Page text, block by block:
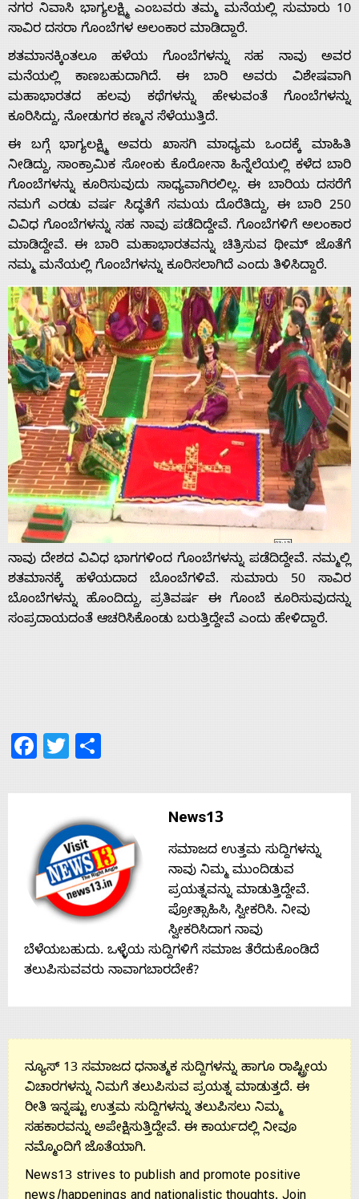
Home
About
Us
Advertise
With
s
Contact
Us
ನಗರ ನಿವಾಸಿ ಭಾಗ್ಯಲಕ್ಷ್ಮಿ ಎಂಬವರು ತಮ್ಮ ಮನೆಯಲ್ಲಿ ಸುಮಾರು 10
ಸಾವಿರ ದಸರಾ ಗೊಂಬೆಗಳ ಅಲಂಕಾರ ಮಾಡಿದ್ದಾರೆ.
ಶತಮಾನಕ್ಕಿಂತಲೂ ಹಳೆಯ ಗೊಂಬೆಗಳನ್ನು ಸಹ ನಾವು ಅವರ
ಮನೆಯಲ್ಲಿ ಕಾಣಬಹುದಾಗಿದೆ. ಈ ಬಾರಿ ಅವರು ವಿಶೇಷ‌ವಾಗಿ
ಮಹಾಭಾರತ‌ದ ಹಲವು ಕಥೆಗಳನ್ನು ಹೇಳುವಂತೆ ಗೊಂಬೆಗಳನ್ನು
ಕೂರಿಸಿದ್ದು, ನೋಡುಗರ ಕಣ್ಮನ ಸೆಳೆಯುತ್ತಿದೆ.
ಈ ಬಗ್ಗೆ ಭಾಗ್ಯಲಕ್ಷ್ಮಿ ಅವರು ಖಾಸಗಿ ಮಾಧ್ಯಮ ಒಂದಕ್ಕೆ ಮಾಹಿತಿ
ನೀಡಿದ್ದು, ಸಾಂಕ್ರಾಮಿಕ ಸೋಂಕು ಕೊರೋನಾ ಹಿನ್ನೆಲೆಯಲ್ಲಿ ಕಳೆದ ಬಾರಿ
ಗೊಂಬೆಗಳನ್ನು ಕೂರಿಸುವುದು ಸಾಧ್ಯವಾಗಿರಲಿಲ್ಲ. ಈ ಬಾರಿಯ ದಸರೆಗೆ
ನಮಗೆ ಎರಡು ವರ್ಷ ಸಿದ್ಧತೆಗೆ ಸಮಯ ದೊರೆತಿದ್ದು, ಈ ಬಾರಿ 250
ವಿವಿಧ ಗೊಂಬೆಗಳನ್ನು ಸಹ ನಾವು ಪಡೆದಿದ್ದೇವೆ. ಗೊಂಬೆಗಳಿಗೆ ಅಲಂಕಾರ
ಮಾಡಿದ್ದೇವೆ. ಈ ಬಾರಿ ಮಹಾಭಾರತ‌ವನ್ನು ಚಿತ್ರಿಸುವ ಥೀಮ್ ಜೊತೆಗೆ
ನಮ್ಮ ಮನೆಯಲ್ಲಿ ಗೊಂಬೆ‌ಗಳನ್ನು ಕೂರಿಸಲಾಗಿದೆ ಎಂದು ತಿಳಿಸಿದ್ದಾರೆ.
ನಾವು ದೇಶದ ವಿವಿಧ ಭಾಗಗಳಿಂದ ಗೊಂಬೆಗಳನ್ನು ಪಡೆದಿದ್ದೇವೆ. ನಮ್ಮ‌ಲ್ಲಿ
ಶತಮಾನಕ್ಕೆ ಹಳೆಯದಾದ ಬೊಂಬೆಗಳಿವೆ. ಸುಮಾರು 50 ಸಾವಿರ
ಬೊಂಬೆಗಳನ್ನು ಹೊಂದಿದ್ದು, ಪ್ರತಿವರ್ಷ ಈ ಗೊಂಬೆ ಕೂರಿಸುವುದನ್ನು
ಸಂಪ್ರದಾಯ‌ದಂತೆ ಆಚರಿಸಿಕೊಂಡು ಬರುತ್ತಿದ್ದೇವೆ ಎಂದು ಹೇಳಿದ್ದಾರೆ.
Facebook
Twitter
News13
ಸಮಾಜದ ಉತ್ತಮ ಸುದ್ದಿಗಳನ್ನು
ನಾವು ನಿಮ್ಮ ಮುಂದಿಡುವ
ಪ್ರಯತ್ನವನ್ನು ಮಾಡುತ್ತಿದ್ದೇವೆ.
ಪ್ರೋತ್ಸಾಹಿಸಿ, ಸ್ವೀಕರಿಸಿ. ನೀವು
ಸ್ವೀಕರಿಸಿದಾಗ ನಾವು
ಬೆಳೆಯಬಹುದು. ಒಳ್ಳೆಯ ಸುದ್ದಿಗಳಿಗೆ ಸಮಾಜ ತೆರೆದುಕೊಂಡಿದೆ
ತಲುಪಿಸುವವರು ನಾವಾಗಬಾರದೇಕೆ?
ನ್ಯೂಸ್ 13 ಸಮಾಜದ ಧನಾತ್ಮಕ ಸುದ್ದಿಗಳನ್ನು ಹಾಗೂ ರಾಷ್ಟ್ರೀಯ
ವಿಚಾರಗಳನ್ನು ನಿಮಗೆ ತಲುಪಿಸುವ ಪ್ರಯತ್ನ ಮಾಡುತ್ತದೆ. ಈ
ರೀತಿ ಇನ್ನಷ್ಟು ಉತ್ತಮ ಸುದ್ದಿಗಳನ್ನು ತಲುಪಿಸಲು ನಿಮ್ಮ
ಸಹಕಾರವನ್ನು ಅಪೇಕ್ಷಿಸುತ್ತಿದ್ದೇವೆ. ಈ ಕಾರ್ಯದಲ್ಲಿ ನೀವೂ
ನಮ್ಮೊಂದಿಗೆ ಜೊತೆಯಾಗಿ.
News13 strives to publish and promote positive